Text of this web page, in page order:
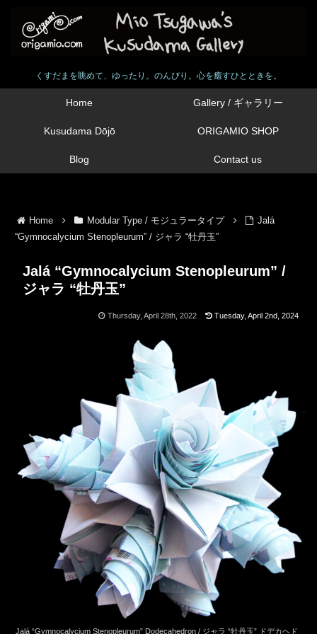
くすだまを眺めて、ゆったり。のんびり。心を癒すひとときを。
Home Gallery / ギャラリー
Kusudama Dōjō ORIGAMIO SHOP
Blog Contact us
Home Modular Type / モジュラータイプ
Jalá
“Gymnocalycium Stenopleurum” / ジャラ “牡丹玉”
Jalá “Gymnocalycium Stenopleurum” /
ジャラ “牡丹玉”
Thursday, April 28th, 2022 Tuesday, April 2nd, 2024
Jalá “Gymnocalycium Stenopleurum” Dodecahedron / ジャラ “牡丹玉” ドデカヘド